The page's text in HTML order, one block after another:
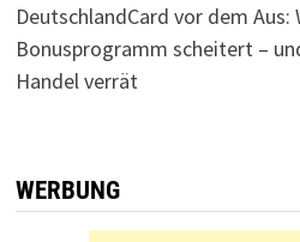
DeutschlandCard vor dem Aus:
Bonusprogramm scheitert –
Handel verrät
WERBUNG